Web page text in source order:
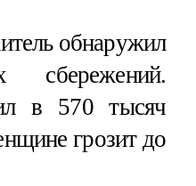
обнаружил
сбережений.
в 570 тысяч
грозит до